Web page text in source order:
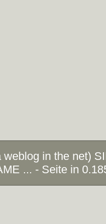
weblog in the net)
... - Seite in